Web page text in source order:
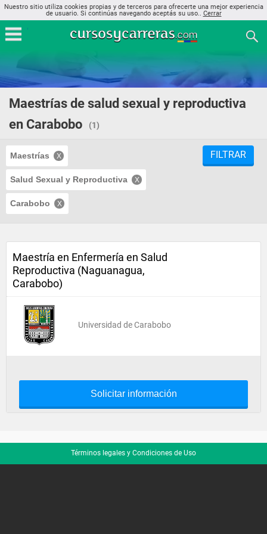
Nuestro sitio utiliza cookies propias y de terceros para ofrecerte una mejor experiencia
de usuario. Si continúas navegando aceptás su uso.. Cerrar
Maestrías de salud sexual y reproductiva
en Carabobo
(1)
Maestrías
Salud Sexual y Reproductiva
Carabobo
FILTRAR
Maestría en Enfermería en Salud
Reproductiva (Naguanagua,
Carabobo)
Universidad de Carabobo
Solicitar información
Términos legales y Condiciones de Uso